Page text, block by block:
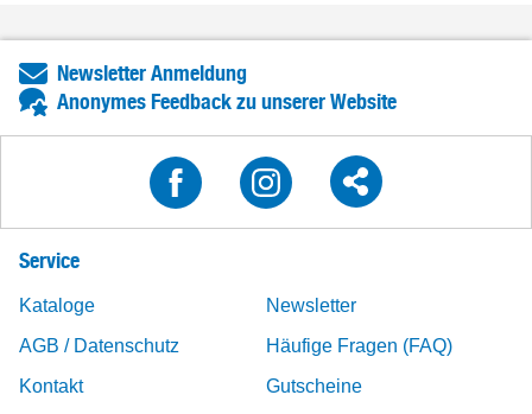
Newsletter Anmeldung
Anonymes Feedback zu unserer Website
Service
Kataloge
Newsletter
AGB / Datenschutz
Häufige Fragen (FAQ)
Kontakt
Gutscheine